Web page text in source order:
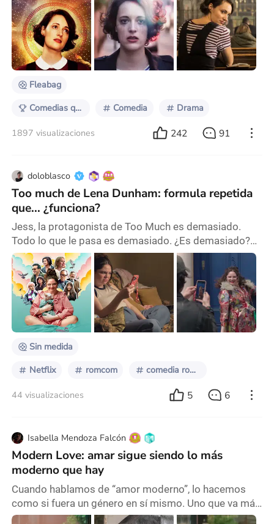
hacerlo tolerable por unos segundos más. Es como si
cada chiste fuese un dique improvisado en una
represa que está por estallar. Y lo que contiene no es
solo la tristeza, sino todo un combo sobre el duelo, la
culpa, la vergüenza y una presión soc
Fleabag
Comedias que se ponen serias Comedia Drama
1897 visualizaciones 242 91
doloblasco
Too much de Lena Dunham: formula repetida
que... ¿funciona?
Jess, la protagonista de Too Much es demasiado.
Todo lo que le pasa es demasiado. ¿Es demasiado?
¿O este personaje sufre en demasía? Volvió Lena
Dunham – y no en forma de fichas- a nuestras
pantallas, a nuestras vidas vía Netflix, la madre del
streaming; y debo decir, que, si bien fue uno de los
estrenos que más esperaba, el resultado no llenó las
expectativas que tenía. ¿Quizás las expectativas e
Sin medida
Netflix romcom comedia romántica
44 visualizaciones 5 6
Isabella Mendoza Falcón
Modern Love: amar sigue siendo lo más
moderno que hay
Cuando hablamos de “amor moderno”, lo hacemos
como si fuera un género en sí mismo. Uno que va más
allá del romance tradicional, que incluye la duda, la